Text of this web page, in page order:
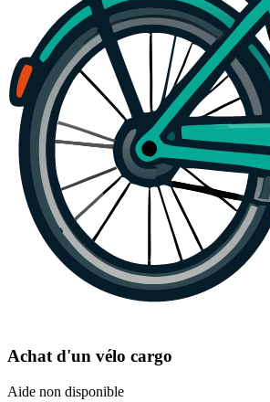
Achat d'un vélo cargo
Aide non disponible